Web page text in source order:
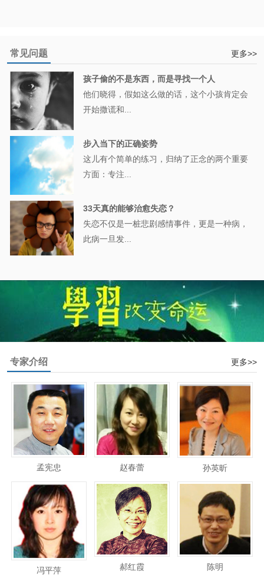
常见问题 更多>>
孩子偷的不是东西，而是寻找一个人
他们晓得，假如这么做的话，这个小孩肯定会
开始撒谎和...
步入当下的正确姿势
这儿有个简单的练习，归纳了正念的两个重要
方面：专注...
33天真的能够治愈失恋？
失恋不仅是一桩悲剧感情事件，更是一种病，
此病一旦发...
专家介绍 更多>>
孟宪忠 赵春蕾 孙英昕
冯平萍 郝红霞 陈明